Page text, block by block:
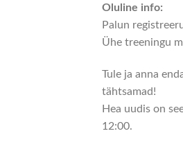
Oluline info:
Palun
Ühe treeningu
Tule ja anna
tähtsamad!
Hea uudis on
12:00.